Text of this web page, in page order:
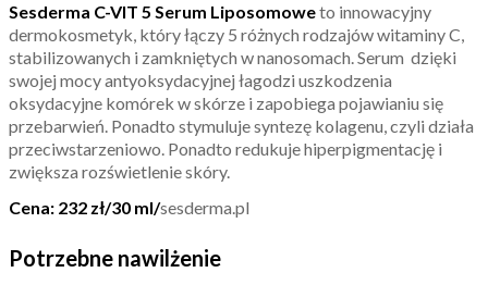
Sesderma C-VIT 5 Serum Liposomoweto innowacyjny
dermokosmetyk, który łączy 5 różnych rodzajów witaminy C,
stabilizowanych i zamkniętych w nanosomach. Serum dzięki
swojej mocy antyoksydacyjnej łagodzi uszkodzenia
oksydacyjne komórek w skórze i zapobiega pojawianiu się
przebarwień. Ponadto stymuluje syntezę kolagenu, czyli działa
przeciwstarzeniowo. Ponadto redukuje hiperpigmentację i
zwiększa rozświetlenie skóry.
Cena: 232 zł/30 ml/sesderma.pl
Potrzebne nawilżenie